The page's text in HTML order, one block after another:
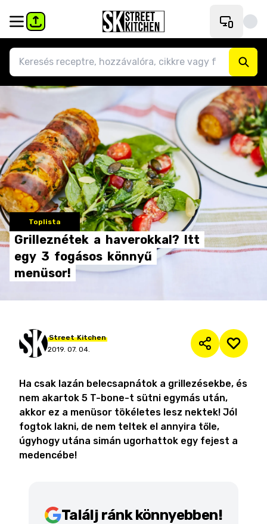
Toplista
Grilleznétek a haverokkal? Itt
egy 3 fogásos könnyű
menüsor!
Street Kitchen
2019. 07. 04.
Ha csak lazán belecsapnátok a grillezésekbe, és
nem akartok 5 T-bone-t sütni egymás után,
akkor ez a menüsor tökéletes lesz nektek! Jól
fogtok lakni, de nem teltek el annyira tőle,
úgyhogy utána simán ugorhattok egy fejest a
medencébe!
Találj ránk könnyebben!